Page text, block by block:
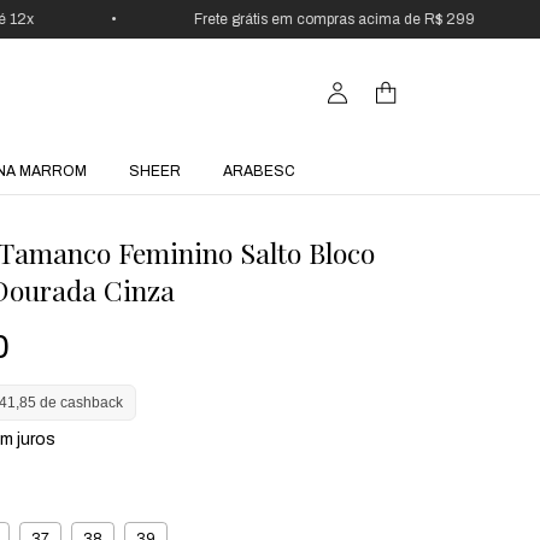
Frete grátis em compras acima de R$ 299
MARROM SHEER ARABESC
Feminino Salto Bloco
Cinza
de cashback
juros